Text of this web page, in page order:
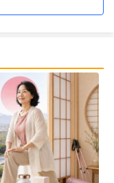
nâng cao sức khỏe,
kháng Nano
Extract Granule
|2.047
đ